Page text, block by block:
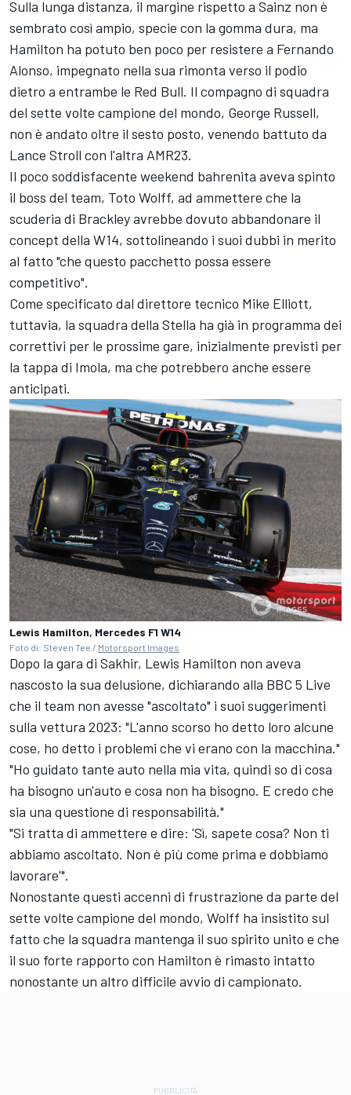
Sulla lunga distanza, il margine rispetto a Sainz non è
sembrato così ampio, specie con la gomma dura, ma
Hamilton ha potuto ben poco per resistere a Fernando
Alonso, impegnato nella sua rimonta verso il podio
dietro a entrambe le Red Bull. Il compagno di squadra
del sette volte campione del mondo, George Russell,
non è andato oltre il sesto posto, venendo battuto da
Lance Stroll con l'altra AMR23.
Il poco soddisfacente weekend bahrenita aveva spinto
il boss del team, Toto Wolff, ad ammettere che la
scuderia di Brackley avrebbe dovuto abbandonare il
concept della W14, sottolineando i suoi dubbi in merito
al fatto "che questo pacchetto possa essere
competitivo".
Come specificato dal direttore tecnico Mike Elliott,
tuttavia, la squadra della Stella ha già in programma dei
correttivi per le prossime gare, inizialmente previsti per
la tappa di Imola, ma che potrebbero anche essere
anticipati.
Lewis Hamilton, Mercedes F1 W14
Foto di: Steven Tee / Motorsport Images
Dopo la gara di Sakhir, Lewis Hamilton non aveva
nascosto la sua delusione, dichiarando alla BBC 5 Live
che il team non avesse "ascoltato" i suoi suggerimenti
sulla vettura 2023: "L'anno scorso ho detto loro alcune
cose, ho detto i problemi che vi erano con la macchina."
"Ho guidato tante auto nella mia vita, quindi so di cosa
ha bisogno un'auto e cosa non ha bisogno. E credo che
sia una questione di responsabilità."
"Si tratta di ammettere e dire: 'Sì, sapete cosa? Non ti
abbiamo ascoltato. Non è più come prima e dobbiamo
lavorare'".
Nonostante questi accenni di frustrazione da parte del
sette volte campione del mondo, Wolff ha insistito sul
fatto che la squadra mantenga il suo spirito unito e che
il suo forte rapporto con Hamilton è rimasto intatto
nonostante un altro difficile avvio di campionato.